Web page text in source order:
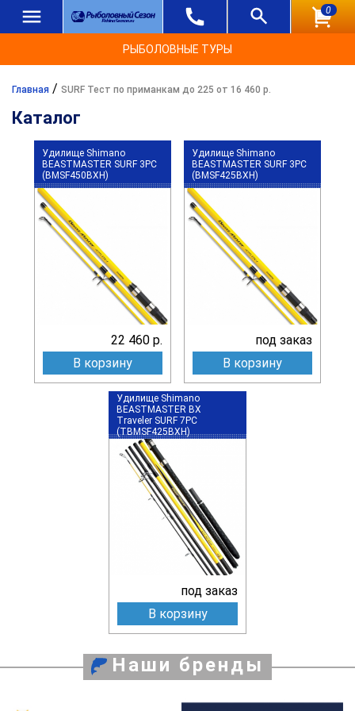
0
РЫБОЛОВНЫЕ ТУРЫ
Главная / SURF Тест по приманкам до 225 от 16 460 р.
Каталог
Удилище Shimano
BEASTMASTER SURF 3PC
(BMSF450BXH)
22 460 р.
В корзину
Удилище Shimano
BEASTMASTER SURF 3PC
(BMSF425BXH)
под заказ
В корзину
Удилище Shimano
BEASTMASTER BX
Traveler SURF 7PC
(TBMSF425BXH)
под заказ
В корзину
Наши бренды